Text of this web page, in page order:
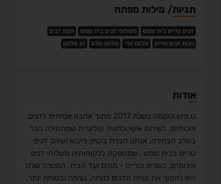
תגיות/ מילות מפתח
דגים טריים בית שמש משלוחי דגים בית שמש
חנות דגים
חנות דגים טריים
סלמון טרי סלמון שלם דג סלמון
אודות
גו פיש הוקמה בשנת 2017 מתוך אהבה אמיתית לדגים
איכותיים, לשירות אישי ולחוויה קולינרית שמתחילה כבר
בשלב הבחירה. אנחנו חברת בוטיק לייבוא ושיווק דגים
טריים בבית שמש , שמספקת ללקוחותיה משלוחי דגים
איכותיים, כשרים וטריים - מהים ועד הבית. המטרה שלנו
היא להפוך את קניית הדגים לנוחה, נעימה ובטוחה יותר,